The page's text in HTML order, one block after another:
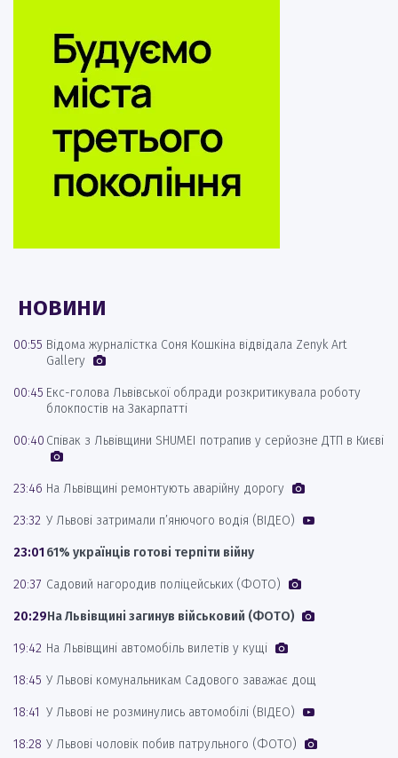
НОВИНИ
00:55 Відома журналістка Соня Кошкіна відвідала Zenyk Art
Gallery
00:45 Екс-голова Львівської облради розкритикувала роботу
блокпостів на Закарпатті
00:40 Співак з Львівщини SHUMEI потрапив у серйозне ДТП в Києві
23:46 На Львівщині ремонтують аварійну дорогу
23:32 У Львові затримали п’янючого водія (ВІДЕО)
23:01 61% українців готові терпіти війну
20:37 Садовий нагородив поліцейських (ФОТО)
20:29На Львівщині загинув військовий (ФОТО)
19:42 На Львівщині автомобіль вилетів у кущі
18:45 У Львові комунальникам Садового заважає дощ
18:41 У Львові не розминулись автомобілі (ВІДЕО)
18:28 У Львові чоловік побив патрульного (ФОТО)